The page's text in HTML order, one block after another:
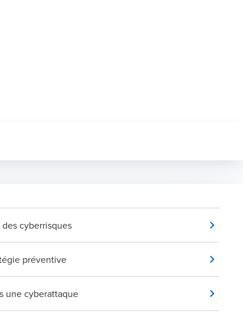
cyberrisques
préventive
une cyberattaque